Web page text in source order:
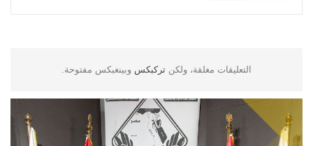
التعليقات مغلقة، ولكن تركبكس وبينغبكس مفتوحة.